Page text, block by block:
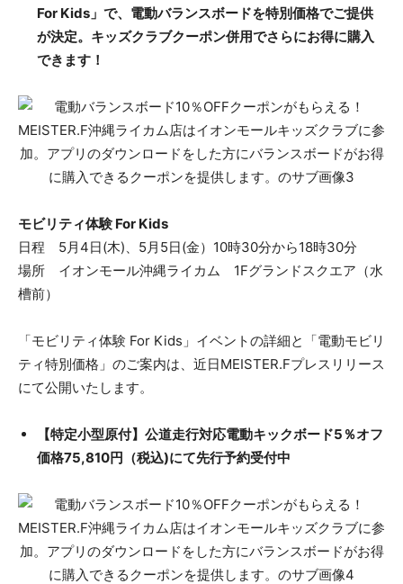
For Kids」で、電動バランスボードを特別価格でご提供
が決定。キッズクラブクーポン併用でさらにお得に購入
できます！
モビリティ体験 For Kids
日程 5月4日(木)、5月5日(金）10時30分から18時30分
場所 イオンモール沖縄ライカム 1Fグランドスクエア（水
槽前）
「モビリティ体験 For Kids」イベントの詳細と「電動モビリ
ティ特別価格」のご案内は、近日MEISTER.Fプレスリリース
にて公開いたします。
【特定小型原付】公道走行対応電動キックボード5％オフ
価格75,810円（税込)にて先行予約受付中